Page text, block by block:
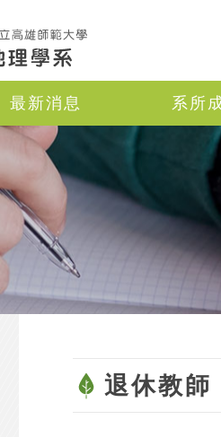
最新消息 系所
退休教師